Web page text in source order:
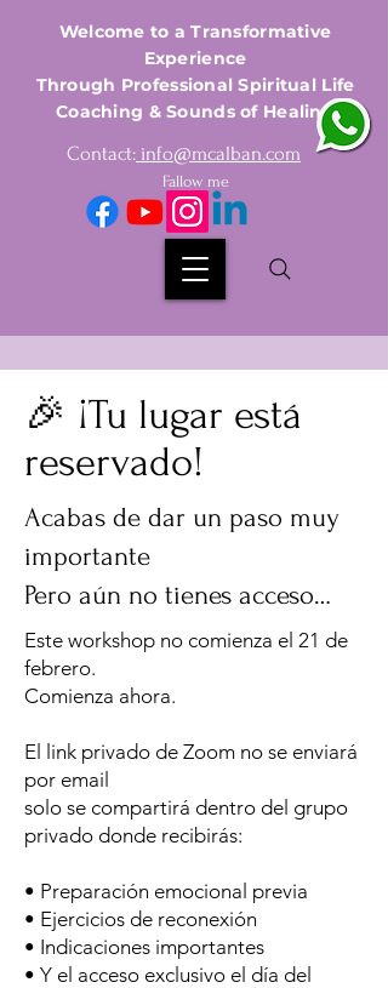
Welcome to a Transformative
Experience
Through Professional Spiritual Life
Coaching & Sounds of Healing
Contact: info@mcalban.com
Fallow me
🎉 ¡Tu lugar está
reservado!
Acabas de dar un paso muy
importante
Pero aún no tienes acceso…
Este workshop no comienza el 21 de
febrero.
Comienza ahora.
El link privado de Zoom no se enviará
por email
solo se compartirá dentro del grupo
privado donde recibirás:
• Preparación emocional previa
• Ejercicios de reconexión
• Indicaciones importantes
• Y el acceso exclusivo el día del